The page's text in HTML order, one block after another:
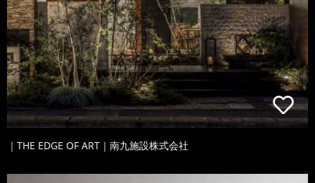
｜THE EDGE OF ART｜南九施設株式会社